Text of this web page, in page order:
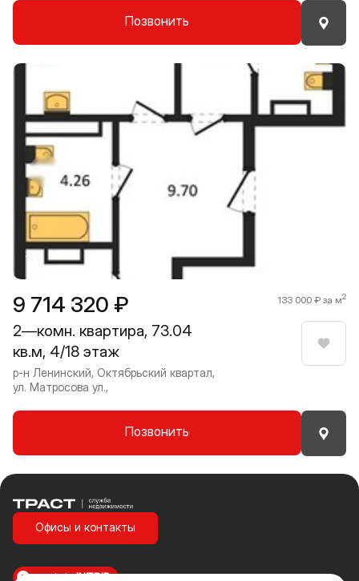
Позвонить
9 714 320 ₽ 133 000 ₽ за м2
2—комн. квартира, 73.04
кв.м, 4/18 этаж
р-н Ленинский, Октябрьский квартал,
ул. Матросова ул.,
Позвонить
1 / 8
Прокрутить влево
Траст | Служба недвижимости
Офисы и контакты
made inINTRID